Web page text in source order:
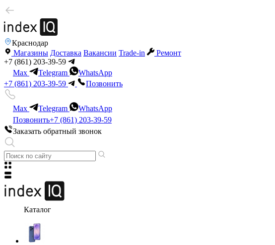
Краснодар
Магазины Доставка Вакансии Trade-in
Ремонт
+7 (861) 203-39-59
Max
Telegram
WhatsApp
+7 (861) 203-39-59
Позвонить
Max Telegram
WhatsApp
Позвонить+7 (861) 203-39-59
Заказать обратный звонок
Каталог